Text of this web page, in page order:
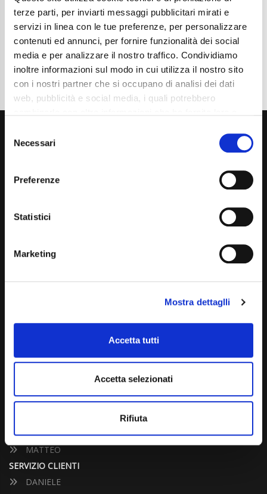
terze parti, per inviarti messaggi pubblicitari mirati e
servizi in linea con le tue preferenze, per personalizzare
contenuti ed annunci, per fornire funzionalità dei social
media e per analizzare il nostro traffico. Condividiamo
inoltre informazioni sul modo in cui utilizza il nostro sito
con i nostri partner che si occupano di analisi dei dati
web, pubblicità e social media, i quali potrebbero
mera chiusura del banner non comporta l’accettazione
tutti” o selezionando le diverse categorie di cookies
Selection
Necessari
Preferenze
Statistici
Marketing
Mostra dettaglli
Accetta tutti
Accetta selezionati
Rifiuta
Dettaglio
(+39) 031 431 3066
info@carspecialist.eu
JACOPO
UFFICIO ACQUISTI
MATTEO
SERVIZIO CLIENTI
DANIELE